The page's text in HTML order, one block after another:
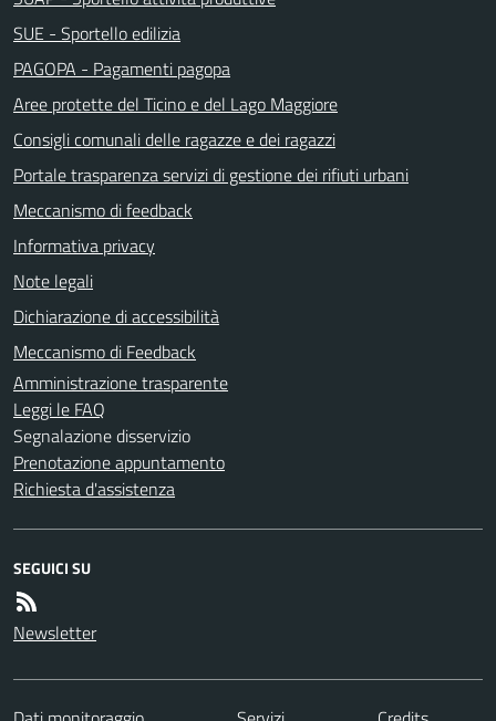
SUE - Sportello edilizia
PAGOPA - Pagamenti pagopa
Aree protette del Ticino e del Lago Maggiore
Consigli comunali delle ragazze e dei ragazzi
Portale trasparenza servizi di gestione dei rifiuti urbani
Meccanismo di feedback
Informativa privacy
Note legali
Dichiarazione di accessibilità
Meccanismo di Feedback
Amministrazione trasparente
Leggi le FAQ
Segnalazione disservizio
Prenotazione appuntamento
Richiesta d'assistenza
SEGUICI SU
Newsletter